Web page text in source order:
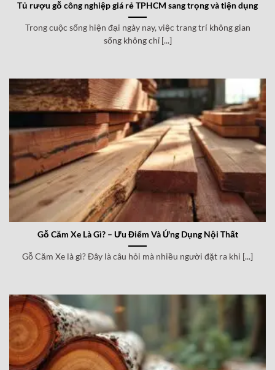
Tủ rượu gỗ công nghiệp giá rẻ TPHCM sang trọng và tiện dụng
Trong cuộc sống hiện đại ngày nay, việc trang trí không gian
sống không chỉ [...]
Gỗ Căm Xe Là Gì? – Ưu Điểm Và Ứng Dụng Nội Thất
Gỗ Căm Xe là gì? Đây là câu hỏi mà nhiều người đặt ra khi [...]